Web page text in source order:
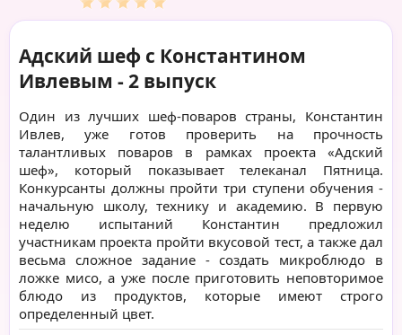
Адский шеф с Константином
Ивлевым - 2 выпуск
Один из лучших шеф-поваров страны, Константин
Ивлев, уже готов проверить на прочность
талантливых поваров в рамках проекта «Адский
шеф», который показывает телеканал Пятница.
Конкурсанты должны пройти три ступени обучения -
начальную школу, технику и академию. В первую
неделю испытаний Константин предложил
участникам проекта пройти вкусовой тест, а также дал
весьма сложное задание - создать микроблюдо в
ложке мисо, а уже после приготовить неповторимое
блюдо из продуктов, которые имеют строго
определенный цвет.